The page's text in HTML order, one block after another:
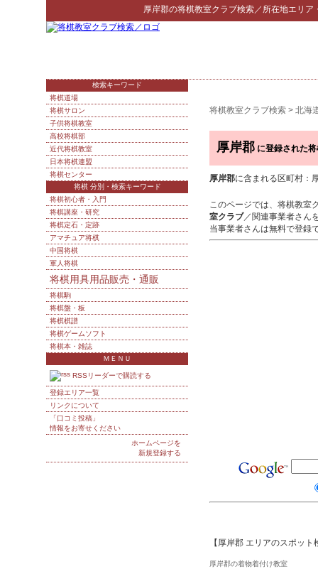
厚岸郡の将棋教室クラブ検索／所在地エリア
将棋教室クラブ検索 > 北海
厚岸郡 に登録された
厚岸郡に含まれる区町村：
このページでは、将棋教室
室クラブ／関連事業者さん
当事業者さんは無料で登録
【厚岸郡 エリアのスポット
厚岸郡の着物着付け教室
検索キーワード
将棋道場
将棋サロン
子供将棋教室
高校将棋部
近代将棋教室
日本将棋連盟
将棋センター
将棋 分別・検索キーワード
将棋初心者・入門
将棋講座・研究
将棋定石・定跡
アマチュア将棋
中国将棋
軍人将棋
将棋用具用品販売・通販
将棋駒
将棋盤・板
将棋棋譜
将棋ゲームソフト
将棋本・雑誌
ＭＥＮＵ
RSSリーダーで購読する
登録エリア一覧
リンクについて
「口コミ投稿」
情報をお寄せください
ホームページを
新規登録する